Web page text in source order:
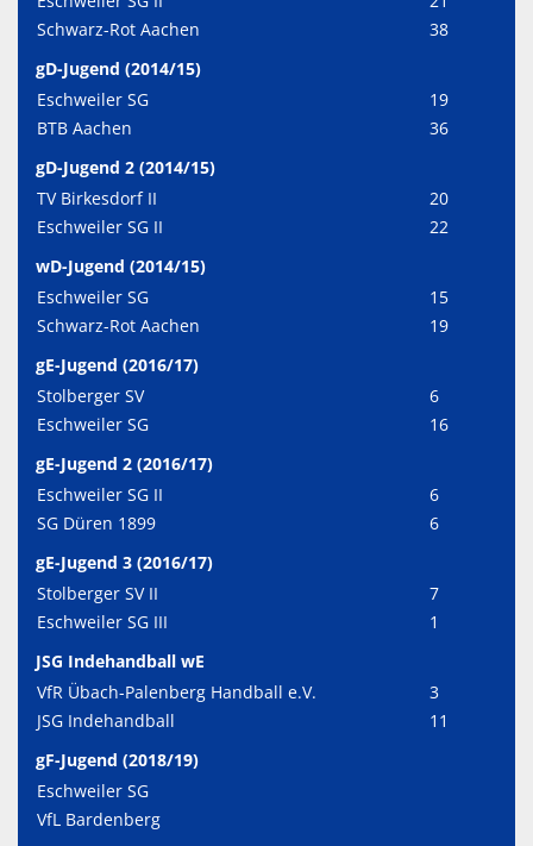
Schwarz-Rot Aachen
38
gD-Jugend (2014/15)
Eschweiler SG
19
BTB Aachen
36
gD-Jugend 2 (2014/15)
TV Birkesdorf II
20
Eschweiler SG II
22
wD-Jugend (2014/15)
Eschweiler SG
15
Schwarz-Rot Aachen
19
gE-Jugend (2016/17)
Stolberger SV
6
Eschweiler SG
16
gE-Jugend 2 (2016/17)
Eschweiler SG II
6
SG Düren 1899
6
gE-Jugend 3 (2016/17)
Stolberger SV II
7
Eschweiler SG III
1
JSG Indehandball wE
VfR Übach-Palenberg Handball e.V.
3
JSG Indehandball
11
gF-Jugend (2018/19)
Eschweiler SG
VfL Bardenberg